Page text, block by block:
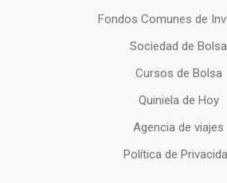
Fondos Comunes de
Sociedad de Bolsa
Cursos de Bolsa
Quiniela de Hoy
Agencia de viajes
Política de